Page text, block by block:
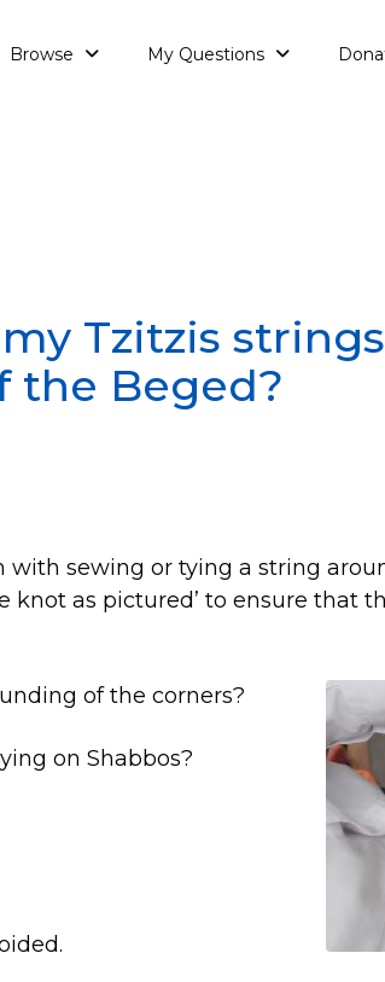
Browse My Questions
Tzitzis
the Beged?
with sewing or tying a string
knot as pictured’ to ensure that
of the corners?
on Shabbos?